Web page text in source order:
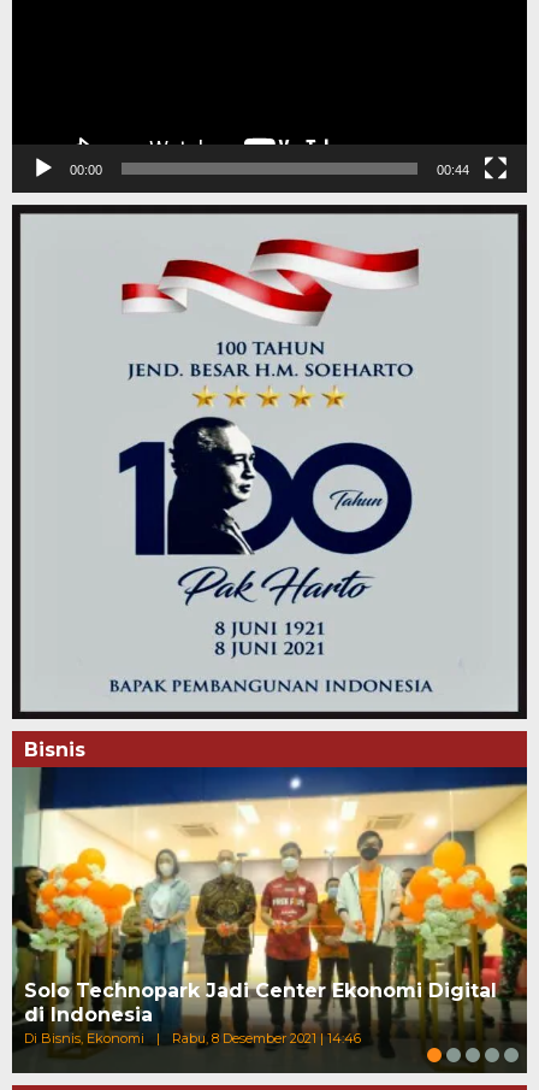
00:00 00:44
Bisnis
Solo Technopark Jadi Center Ekonomi Digital
di Indonesia
Di Bisnis, Ekonomi | Rabu, 8 Desember 2021 | 14:46